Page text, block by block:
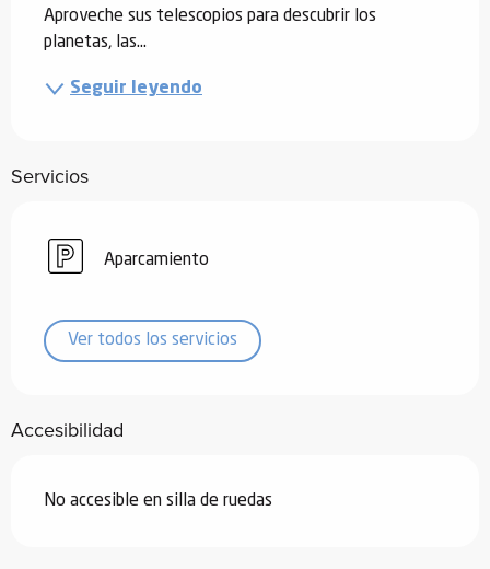
Aproveche sus telescopios para descubrir los
planetas, las...
Seguir leyendo
Servicios
Aparcamiento
Ver todos los servicios
Accesibilidad
No accesible en silla de ruedas